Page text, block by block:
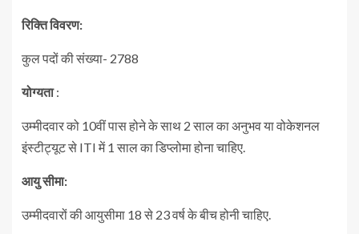
रिक्ति विवरण:
कुल पदों की संख्या- 2788
योग्यता:
उम्मीदवार को 10वीं पास होने के साथ 2 साल का अनुभव या वोकेशनल
इंस्टीट्यूट से ITI में 1 साल का डिप्लोमा होना चाहिए.
आयु सीमा:
उम्मीदवारों की आयुसीमा 18 से 23 वर्ष के बीच होनी चाहिए.